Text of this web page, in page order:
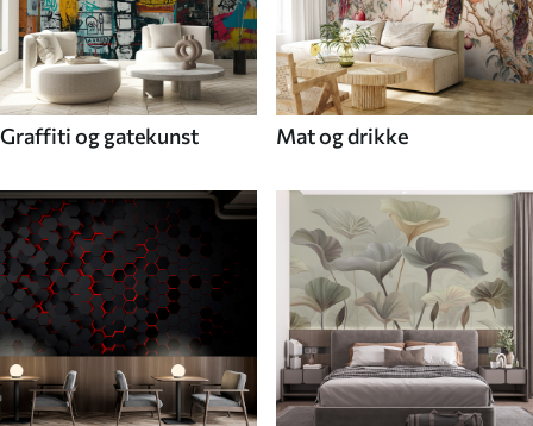
Graffiti og gatekunst Mat og drikke